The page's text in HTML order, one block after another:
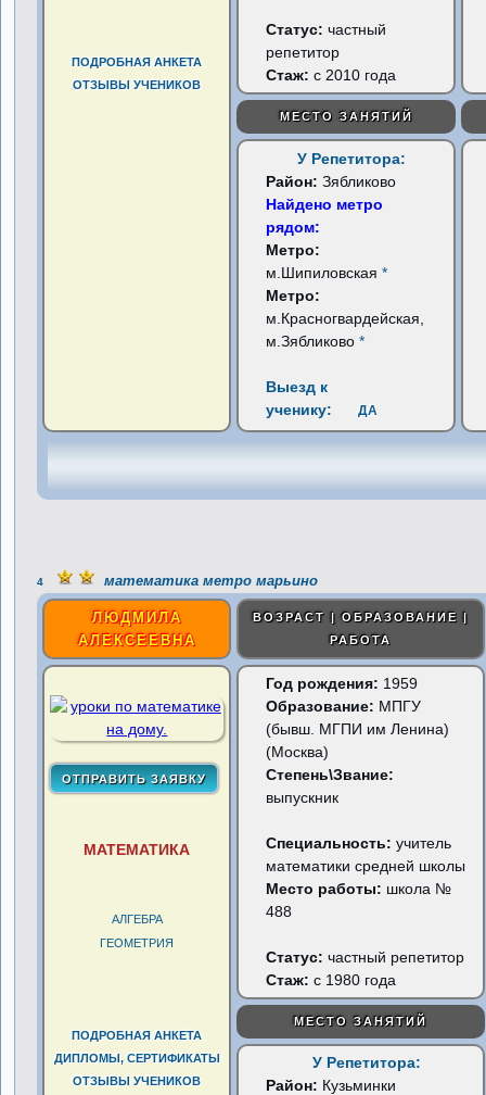
ПОДРОБНАЯ АНКЕТА
ОТЗЫВЫ УЧЕНИКОВ
Статус:частный
репетитор
Стаж: с 2010 года
МЕСТО ЗАНЯТИЙ
У Репетитора:
Район:Зябликово
Найдено метро
рядом:
Метро:
м.Шипиловская*
Метро:
м.Красногвардейская,
м.Зябликово*
Выезд к
ученику:
ДА
4 математика метро марьино
ЛЮДМИЛА
АЛЕКСЕЕВНА
ВОЗРАСТ | ОБРАЗОВАНИЕ |
РАБОТА
МАТЕМАТИКА
АЛГЕБРА
ГЕОМЕТРИЯ
ПОДРОБНАЯ АНКЕТА
ДИПЛОМЫ, СЕРТИФИКАТЫ
ОТЗЫВЫ УЧЕНИКОВ
Год рождения: 1959
Образование: МПГУ
(бывш. МГПИ им Ленина)
(Москва)
Степень\Звание:
выпускник
Специальность: учитель
математики средней школы
Место работы: школа №
488
Статус:частный репетитор
Стаж: с 1980 года
МЕСТО ЗАНЯТИЙ
У Репетитора:
Район: Кузьминки